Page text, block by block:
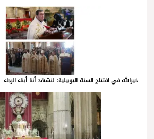
خيرالله في افتتاح السنة اليوبيلية: لنشهد أننا أبناء الرجاء